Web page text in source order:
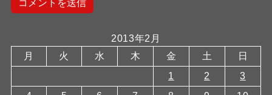
2013年2月
月
火 水 木 金 土
日
1
2
3